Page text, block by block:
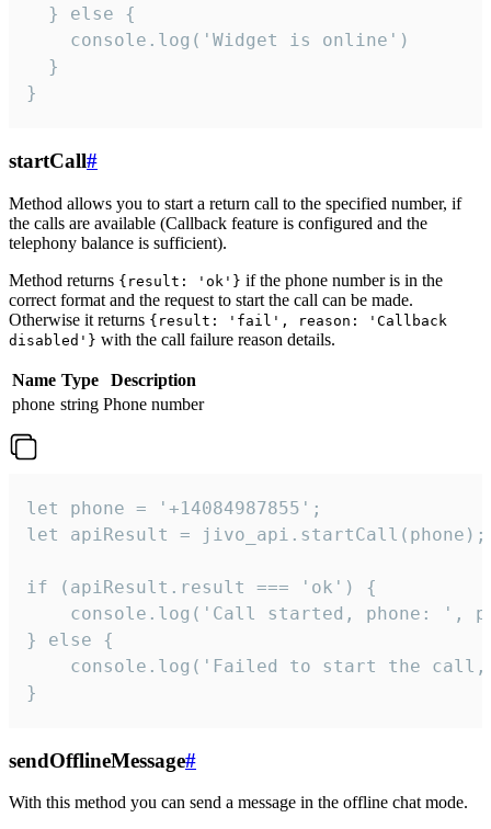
  } else {
    console.log('Widget is online')
  }
}
startCall#
Method allows you to start a return call to the specified number, if
the calls are available (Callback feature is configured and the
telephony balance is sufficient).
Method returns {result: 'ok'} if the phone number is in the
correct format and the request to start the call can be made.
Otherwise it returns {result: 'fail', reason: 'Callback
disabled'} with the call failure reason details.
Name Type
Description
phone string Phone number
let phone = '+14084987855';
let apiResult = jivo_api.startCall(phone);
if (apiResult.result === 'ok') {
console.log('Call started, phone: ',
} else {
console.log('Failed to start the
}
sendOfflineMessage#
With this method you can send a message in the offline chat mode.